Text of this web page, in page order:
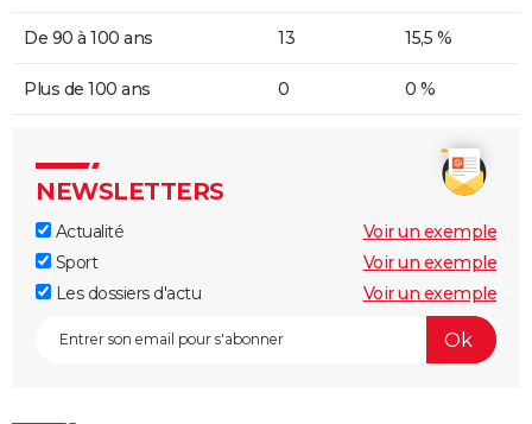
De 90 à 100 ans 13 15,5 %
Plus de 100 ans 0 0 %
NEWSLETTERS
Actualité
Voir un exemple
Sport
Voir un exemple
Les dossiers d'actu
Voir un exemple